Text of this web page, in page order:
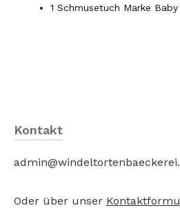
1 Schmusetuch Marke
Kontakt
Oder über unser